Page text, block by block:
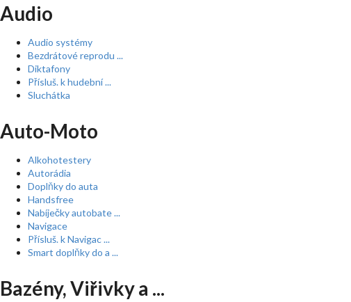
Audio
Audio systémy
Bezdrátové reprodu ...
Diktafony
Přísluš. k hudební ...
Sluchátka
Auto-Moto
Alkohotestery
Autorádia
Doplňky do auta
Handsfree
Nabíječky autobate ...
Navigace
Přísluš. k Navigac ...
Smart doplňky do a ...
Bazény, Viřivky a ...